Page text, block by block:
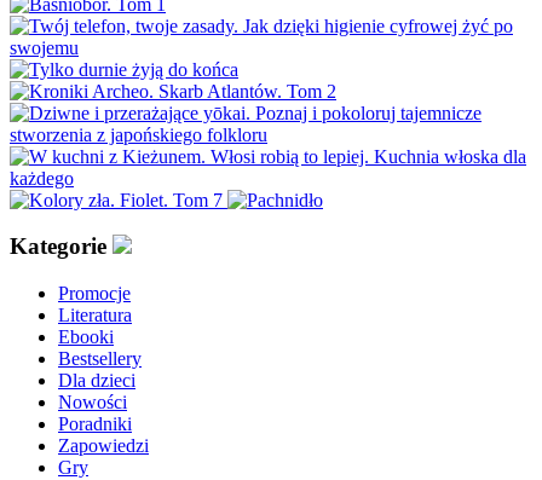
Kategorie
Promocje
Literatura
Ebooki
Bestsellery
Dla dzieci
Nowości
Poradniki
Zapowiedzi
Gry